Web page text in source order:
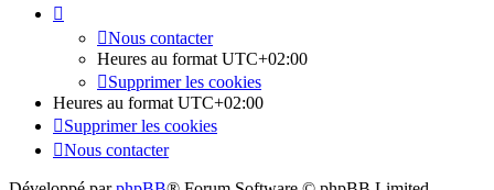
Nous contacter
Heures au format UTC+02:00
Supprimer les cookies
Heures au format UTC+02:00
Supprimer les cookies
Nous contacter